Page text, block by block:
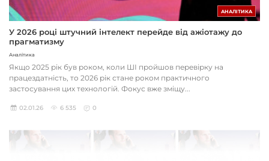
АНАЛІТИКА
У 2026 році штучний інтелект перейде від ажіотажу до
прагматизму
Аналітика
Якщо 2025 рік був роком, коли ШІ пройшов перевірку на
працездатність, то 2026 рік стане роком практичного
застосування цих технологій. Фокус вже зміщу...
02.01.26 6 535 0